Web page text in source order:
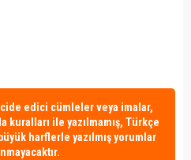
edici cümleler veya imalar,
kuralları ile yazılmamış, Türkçe
harflerle yazılmış yorumlar